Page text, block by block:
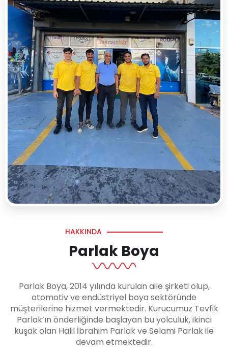
HAKKINDA
Parlak Boya
Parlak Boya, 2014 yılında kurulan aile şirketi olup,
otomotiv ve endüstriyel boya sektöründe
müşterilerine hizmet vermektedir. Kurucumuz Tevfik
Parlak’ın önderliğinde başlayan bu yolculuk, ikinci
kuşak olan Halil İbrahim Parlak ve Selami Parlak ile
devam etmektedir.